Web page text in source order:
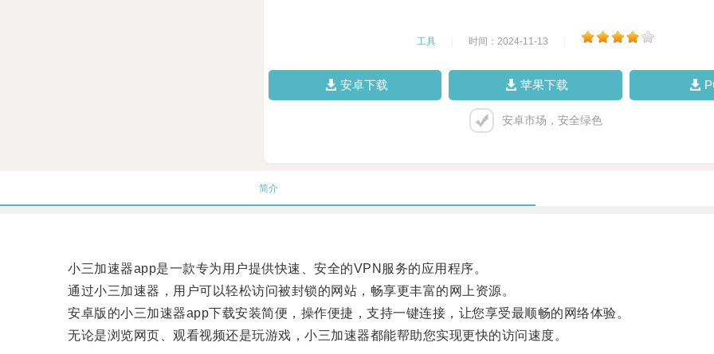
工具 时间：2024-11-13
安卓下载 苹果下载
安卓市场，安全绿色
简介
小三加速器app是一款专为用户提供快速、安全的VPN服务的应用程序。
通过小三加速器，用户可以轻松访问被封锁的网站，畅享更丰富的网上资源。
安卓版的小三加速器app下载安装简便，操作便捷，支持一键连接，让您享受最顺畅的网络体验。
无论是浏览网页、观看视频还是玩游戏，小三加速器都能帮助您实现更快的访问速度。